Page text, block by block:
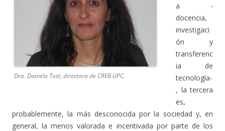
Dra. Daniela Tost, directora de CREB UPC.
a -
docencia,
investigaci
ón y
transferenc
ia de
tecnología-
, la tercera
es,
probablemente, la más desconocida por la sociedad y, en
general, la menos valorada e incentivada por parte de los